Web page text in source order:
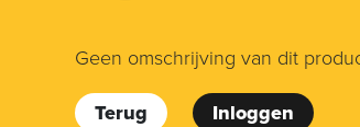
Geen omschrijving van dit
Terug Inloggen